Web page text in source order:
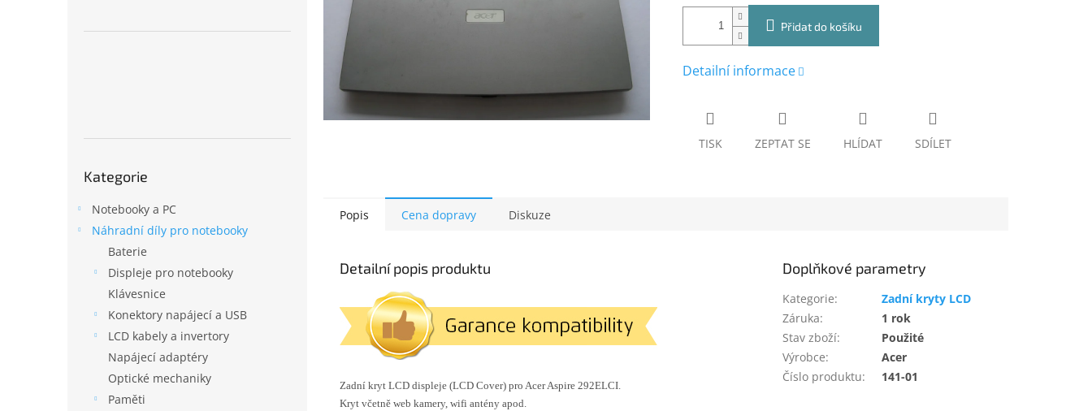
kategorie
Kategorie
Notebooky a PC
Náhradní díly pro notebooky
Baterie
Displeje pro notebooky
Klávesnice
Konektory napájecí a USB
LCD kabely a invertory
Napájecí adaptéry
Optické mechaniky
Paměti
Přidat do košíku
Detailní informace
TISK ZEPTAT SE HLÍDAT SDÍLET
Popis Cena dopravy Diskuze
Detailní popis produktu
Zadní kryt LCD displeje (LCD Cover) pro Acer Aspire 292ELCI.
Kryt včetně web kamery, wifi antény apod.
Doplňkové parametry
Kategorie:
Zadní kryty LCD
Záruka:
1 rok
Stav zboží:
Použité
Výrobce:
Acer
Číslo produktu: 141-01